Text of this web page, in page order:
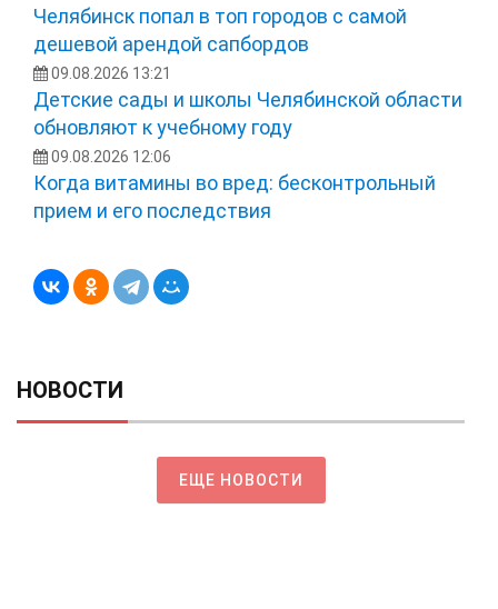
Челябинск попал в топ городов с самой
дешевой арендой сапбордов
09.08.2026 13:21
Детские сады и школы Челябинской области
обновляют к учебному году
09.08.2026 12:06
Когда витамины во вред: бесконтрольный
прием и его последствия
НОВОСТИ
ЕЩЕ НОВОСТИ